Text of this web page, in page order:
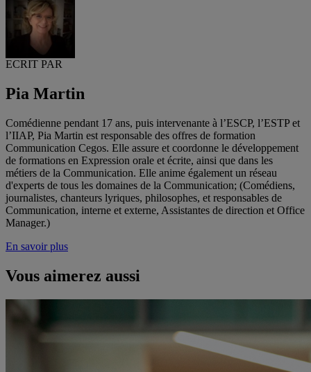
ECRIT PAR
Pia Martin
Comédienne pendant 17 ans, puis intervenante à l’ESCP, l’ESTP et
l’IIAP, Pia Martin est responsable des offres de formation
Communication Cegos. Elle assure et coordonne le développement
de formations en Expression orale et écrite, ainsi que dans les
métiers de la Communication. Elle anime également un réseau
d'experts de tous les domaines de la Communication; (Comédiens,
journalistes, chanteurs lyriques, philosophes, et responsables de
Communication, interne et externe, Assistantes de direction et Office
Manager.)
En savoir plus
Vous aimerez aussi